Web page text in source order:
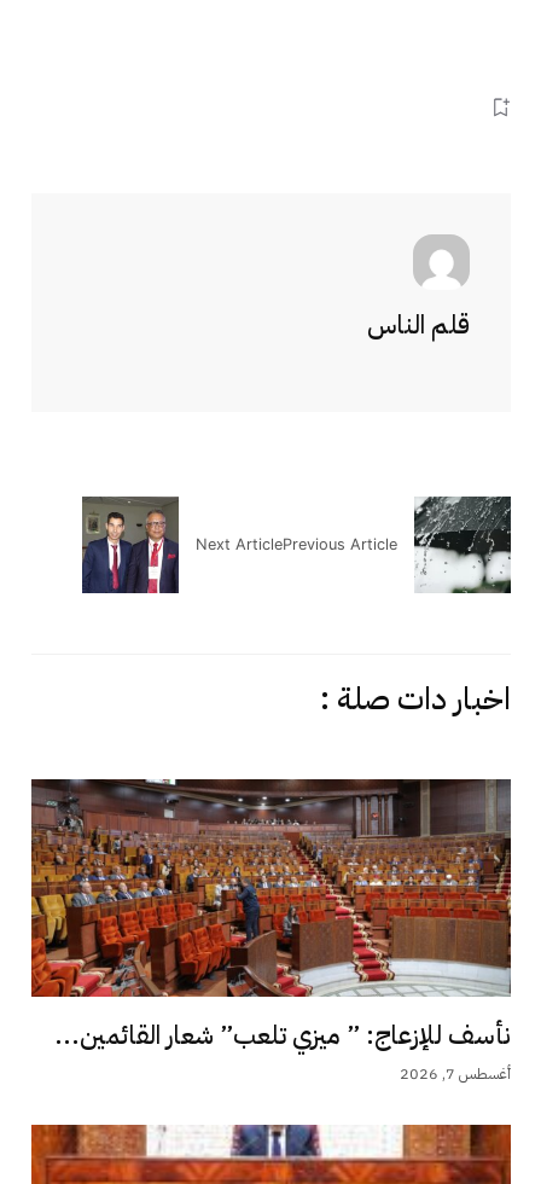
قلم الناس
Previous Article
Next Article
اخبار دات صلة :
نأسف للإزعاج: ” ميزي تلعب” شعار القائمين...
أغسطس 7, 2026